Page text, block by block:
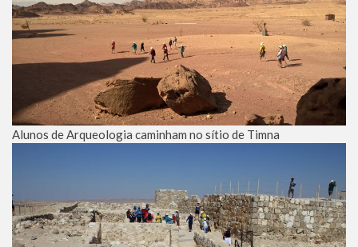
Alunos de Arqueologia caminham no sítio de Timna